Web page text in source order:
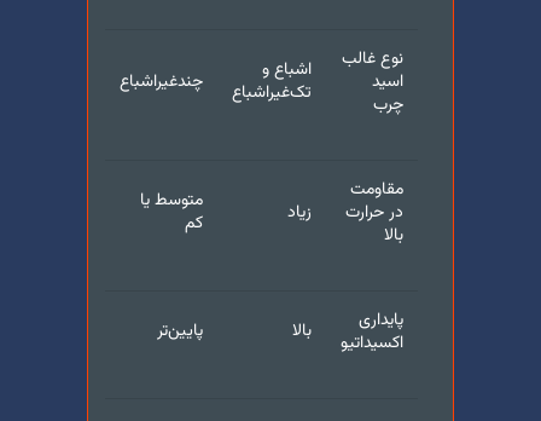
نوع غالب
اسید
چرب
اشباع و
تک‌غیراشباع
چندغیراشباع
مقاومت
در حرارت
بالا
زیاد
متوسط یا
کم
پایداری
اکسیداتیو
بالا پایین‌تر